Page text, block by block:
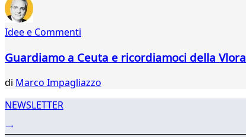
Idee e Commenti
Guardiamo a Ceuta e ricordiamoci della Vlora
di Marco Impagliazzo
NEWSLETTER